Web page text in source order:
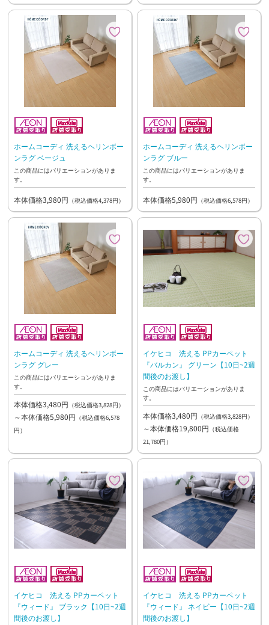
ホームコーディ 洗えるヘリンボー
ンラグ ベージュ
この商品にはバリエーションがありま
す。
本体価格3,980円 （税込価格4,378円）
ホームコーディ 洗えるヘリンボー
ンラグ ブルー
この商品にはバリエーションがありま
す。
本体価格5,980円 （税込価格6,578円）
ホームコーディ 洗えるヘリンボー
ンラグ グレー
この商品にはバリエーションがありま
す。
本体価格3,480円 （税込価格3,828円）
～本体価格5,980円 （税込価格6,578
円）
イケヒコ 洗える PPカーペット
『バルカン』 グリーン【10日~2週
間後のお渡し】
この商品にはバリエーションがありま
す。
本体価格3,480円 （税込価格3,828円）
～本体価格19,800円 （税込価格
21,780円）
イケヒコ 洗える PPカーペット
『ウィード』 ブラック【10日~2週
間後のお渡し】
イケヒコ 洗える PPカーペット
『ウィード』 ネイビー【10日~2週
間後のお渡し】